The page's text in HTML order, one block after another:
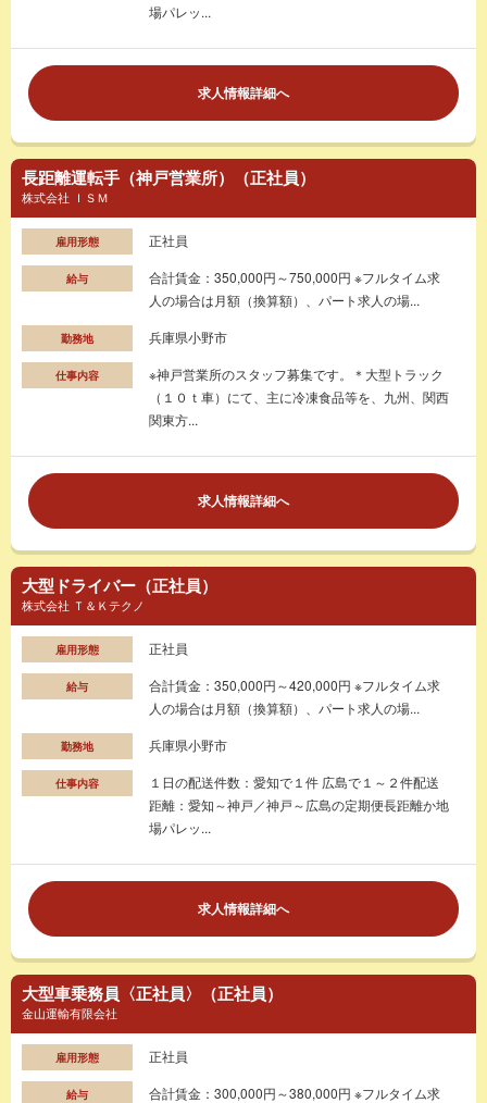
場パレッ...
求人情報詳細へ
長距離運転手（神戸営業所）（正社員）
株式会社 ＩＳＭ
雇用形態 正社員
給与
合計賃金：350,000円～750,000円 ※フルタイム求
人の場合は月額（換算額）、パート求人の場...
勤務地 兵庫県小野市
仕事内容
※神戸営業所のスタッフ募集です。＊大型トラック
（１０ｔ車）にて、主に冷凍食品等を、九州、関西
関東方...
求人情報詳細へ
大型ドライバー（正社員）
株式会社 Ｔ＆Ｋテクノ
雇用形態 正社員
給与
合計賃金：350,000円～420,000円 ※フルタイム求
人の場合は月額（換算額）、パート求人の場...
勤務地 兵庫県小野市
仕事内容
１日の配送件数：愛知で１件 広島で１～２件配送
距離：愛知～神戸／神戸～広島の定期便長距離か地
場パレッ...
求人情報詳細へ
大型車乗務員〈正社員〉（正社員）
金山運輸有限会社
雇用形態 正社員
給与
合計賃金：300,000円～380,000円 ※フルタイム求